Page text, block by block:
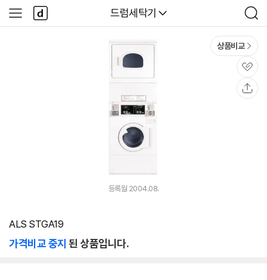
다나와
드럼세탁기
검
색
사
이
다
나
와
상품비교
관
심
등록월 2004.08.
ALS STGA19
가격비교 중지 된 상품입니다.